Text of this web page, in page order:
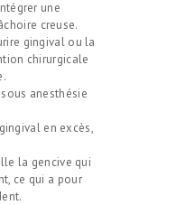
une
creuse.
gingival ou la
chirurgicale
anesthésie
en excès,
la gencive qui
ce qui a pour